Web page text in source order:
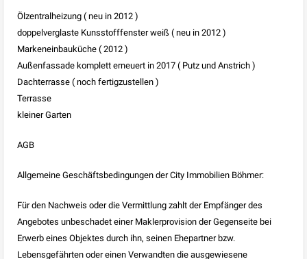
Ölzentralheizung ( neu in 2012 )
doppelverglaste Kunsstofffenster weiß ( neu in 2012 )
Markeneinbauküche ( 2012 )
Außenfassade komplett erneuert in 2017 ( Putz und Anstrich )
Dachterrasse ( noch fertigzustellen )
Terrasse
kleiner Garten
AGB
Allgemeine Geschäftsbedingungen der City Immobilien Böhmer:
Für den Nachweis oder die Vermittlung zahlt der Empfänger des
Angebotes unbeschadet einer Maklerprovision der Gegenseite bei
Erwerb eines Objektes durch ihn, seinen Ehepartner bzw.
Lebensgefährten oder einen Verwandten die ausgewiesene